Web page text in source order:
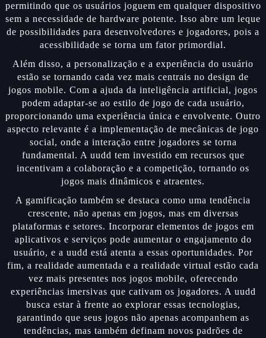
permitindo que os usuários joguem em qualquer dispositivo
sem a necessidade de hardware potente. Isso abre um leque
de possibilidades para desenvolvedores e jogadores, pois a
acessibilidade se torna um fator primordial.
Além disso, a personalização e a experiência do usuário
estão se tornando cada vez mais centrais no design de
jogos mobile. Com a ajuda da inteligência artificial, jogos
podem adaptar-se ao estilo de jogo de cada usuário,
proporcionando uma experiência única e envolvente. Outro
aspecto relevante é a implementação de mecânicas de jogo
social, onde a interação entre jogadores se torna
fundamental. A uudd tem investido em recursos que
incentivam a colaboração e a competição, tornando os
jogos mais dinâmicos e atraentes.
A gamificação também se destaca como uma tendência
crescente, não apenas em jogos, mas em diversas
plataformas e setores. Incorporar elementos de jogos em
aplicativos e serviços pode aumentar o engajamento do
usuário, e a uudd está atenta a essas oportunidades. Por
fim, a realidade aumentada e a realidade virtual estão cada
vez mais presentes nos jogos mobile, oferecendo
experiências imersivas que cativam os jogadores. A uudd
busca estar à frente ao explorar essas tecnologias,
garantindo que seus jogos não apenas acompanhem as
tendências, mas também definam novos padrões de